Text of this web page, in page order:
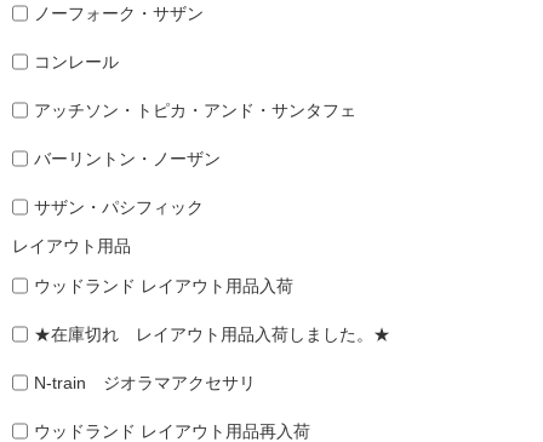
ノーフォーク・サザン
コンレール
アッチソン・トピカ・アンド・サンタフェ
バーリントン・ノーザン
サザン・パシフィック
レイアウト用品
ウッドランド レイアウト用品入荷
★在庫切れ レイアウト用品入荷しました。★
N-train ジオラマアクセサリ
ウッドランド レイアウト用品再入荷